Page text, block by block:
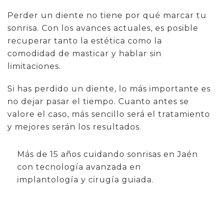
Perder un diente no tiene por qué marcar tu
sonrisa. Con los avances actuales, es posible
recuperar tanto la estética como la
comodidad de masticar y hablar sin
limitaciones.
Si has perdido un diente, lo más importante es
no dejar pasar el tiempo. Cuanto antes se
valore el caso, más sencillo será el tratamiento
y mejores serán los resultados.
Más de 15 años cuidando sonrisas en Jaén
con tecnología avanzada en
implantología y cirugía guiada.